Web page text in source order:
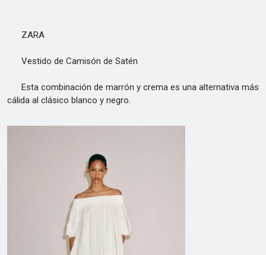
ZARA
Vestido de Camisón de Satén
Esta combinación de marrón y crema es una alternativa más
cálida al clásico blanco y negro.